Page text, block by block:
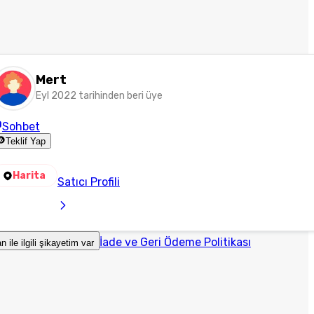
Mert
Eyl 2022 tarihinden beri üye
Sohbet
Teklif Yap
Harita Satıcı Profili
ile ilgili şikayetim var İade ve Geri Ödeme Politikası